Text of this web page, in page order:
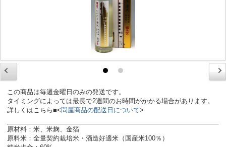
この商品は毎週金曜日のみの発送です。
タイミングによっては最長で2週間のお時間がかかる場合があります。
詳しくはこちら■<問屋商品の配送日について>
原材料：米、米麹、金箔
原料米：全量契約栽培米・酒造好適米（国産米100％）